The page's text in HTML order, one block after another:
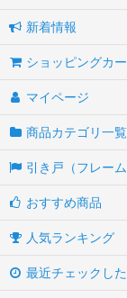
新着情報
ショッピングカ
マイページ
商品カテゴリ一覧
引き戸（フレーム
おすすめ商品
人気ランキング
最近チェックし